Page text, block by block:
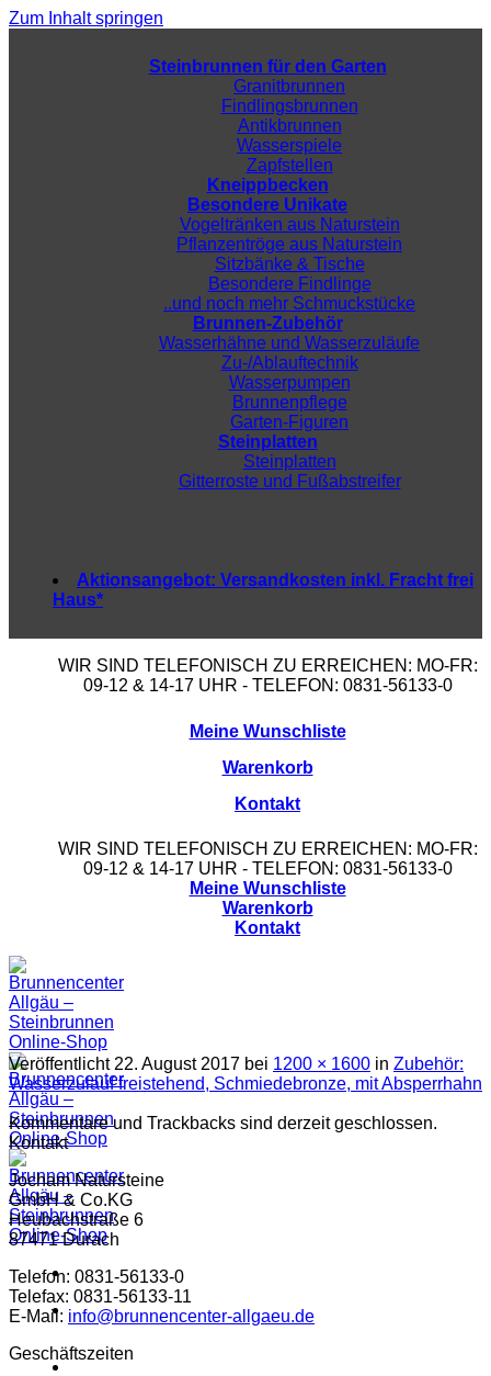
Zum Inhalt springen
WIR SIND TELEFONISCH ZU ERREICHEN: MO-FR:
09-12 & 14-17 UHR - TELEFON: 0831-56133-0
Meine Wunschliste
Warenkorb
Kontakt
WIR SIND TELEFONISCH ZU ERREICHEN: MO-FR:
09-12 & 14-17 UHR - TELEFON: 0831-56133-0
Meine Wunschliste
Warenkorb
Kontakt
Steinbrunnen für den Garten
Granitbrunnen
Findlingsbrunnen
Antikbrunnen
Wasserspiele
Zapfstellen
Kneippbecken
Besondere Unikate
Vogeltränken aus Naturstein
Pflanzentröge aus Naturstein
Sitzbänke & Tische
Besondere Findlinge
..und noch mehr Schmuckstücke
Brunnen-Zubehör
Wasserhähne und Wasserzuläufe
Zu-/Ablauftechnik
Wasserpumpen
Brunnenpflege
Garten-Figuren
Steinplatten
Steinplatten
Gitterroste und Fußabstreifer
Aktionsangebot: Versandkosten inkl. Fracht frei
Haus*
Veröffentlicht 22. August 2017 bei 1200 × 1600 in Zubehör:
Wasserzulauf freistehend, Schmiedebronze, mit Absperrhahn
Kommentare und Trackbacks sind derzeit geschlossen.
Kontakt
Jocham Natursteine
GmbH & Co.KG
Heubachstraße 6
87471 Durach
Telefon: 0831-56133-0
Telefax: 0831-56133-11
E-Mail: info@brunnencenter-allgaeu.de
Geschäftszeiten